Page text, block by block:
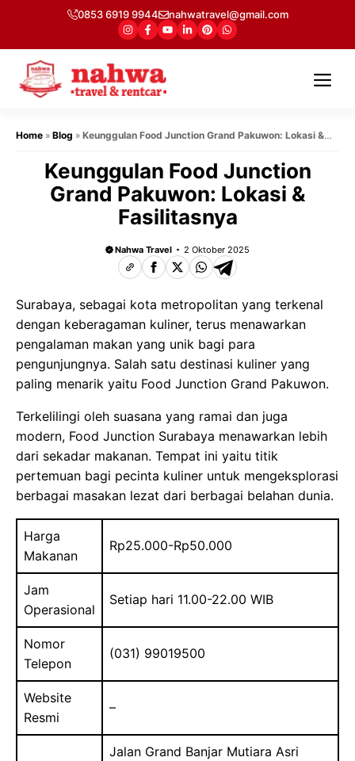
isi
0853 6919 9944 nahwatravel@gmail.com
Home » Blog » Keunggulan Food Junction Grand Pakuwon: Lokasi &
Keunggulan Food Junction
Grand Pakuwon: Lokasi &
Fasilitasnya
Nahwa Travel 2 Oktober 2025
Surabaya, sebagai kota metropolitan yang terkenal
dengan keberagaman kuliner, terus menawarkan
pengalaman makan yang unik bagi para
pengunjungnya. Salah satu destinasi kuliner yang
paling menarik yaitu Food Junction Grand Pakuwon.
Terkelilingi oleh suasana yang ramai dan juga
modern, Food Junction Surabaya menawarkan lebih
dari sekadar makanan. Tempat ini yaitu titik
pertemuan bagi pecinta kuliner untuk mengeksplorasi
berbagai masakan lezat dari berbagai belahan dunia.
Harga
Makanan
Rp25.000-Rp50.000
Jam
Operasional
Setiap hari 11.00-22.00 WIB
Nomor
Telepon
(031) 99019500
Website
Resmi
–
Jalan Grand Banjar Mutiara Asri